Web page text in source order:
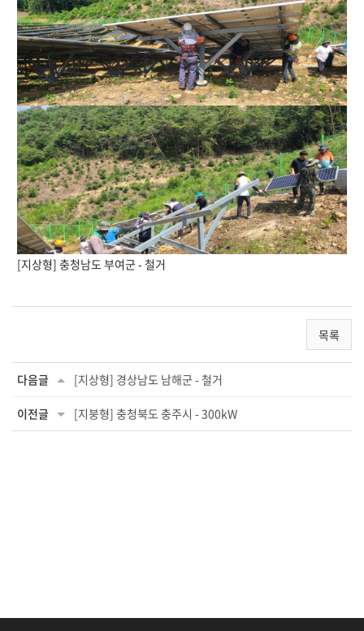
[지상형] 충청남도 부여군 - 철거
목록
다음글 [지상형] 경상남도 남해군 - 철거
이전글 [지붕형] 충청북도 충주시 - 300kW